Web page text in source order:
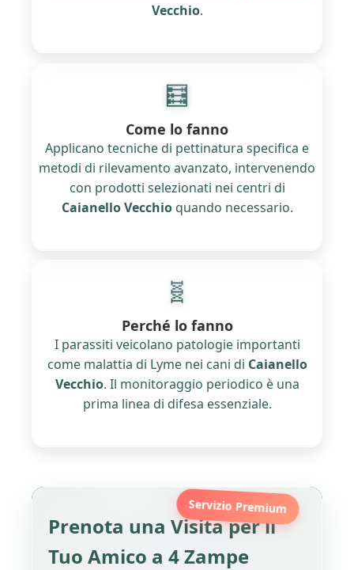
Vecchio.
🧮
Come lo fanno
Applicano tecniche di pettinatura specifica e
metodi di rilevamento avanzato, intervenendo
con prodotti selezionati nei centri di
Caianello Vecchioquando necessario.
🧬
Perché lo fanno
I parassiti veicolano patologie importanti
come malattia di Lyme nei cani di Caianello
Vecchio. Il monitoraggio periodico è una
prima linea di difesa essenziale.
Servizio Premium
Prenota una Visita per il
Tuo Amico a 4 Zampe